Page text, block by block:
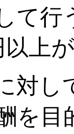
て行
以上
対
を目